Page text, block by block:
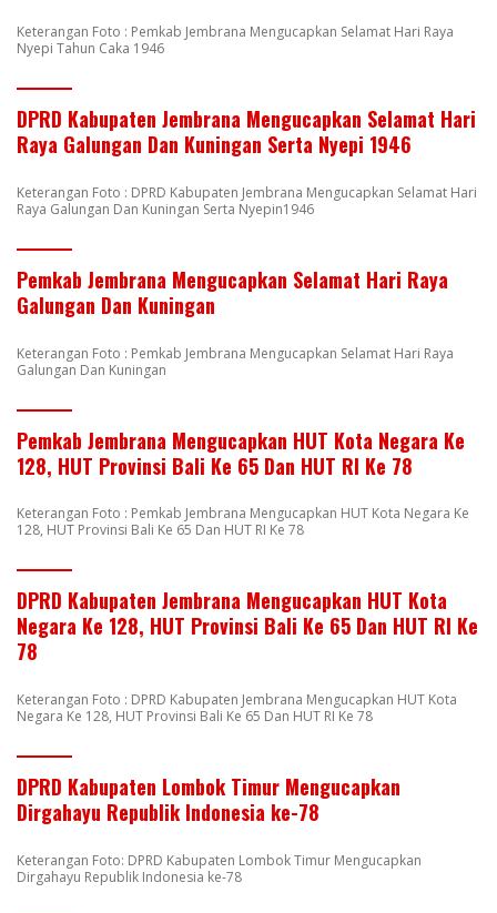
Keterangan Foto : Pemkab Jembrana Mengucapkan Selamat Hari Raya
Nyepi Tahun Caka 1946
DPRD Kabupaten Jembrana Mengucapkan Selamat Hari
Raya Galungan Dan Kuningan Serta Nyepi 1946
Keterangan Foto : DPRD Kabupaten Jembrana Mengucapkan Selamat Hari
Raya Galungan Dan Kuningan Serta Nyepin1946
Pemkab Jembrana Mengucapkan Selamat Hari Raya
Galungan Dan Kuningan
Keterangan Foto : Pemkab Jembrana Mengucapkan Selamat Hari Raya
Galungan Dan Kuningan
Pemkab Jembrana Mengucapkan HUT Kota Negara Ke
128, HUT Provinsi Bali Ke 65 Dan HUT RI Ke 78
Keterangan Foto : Pemkab Jembrana Mengucapkan HUT Kota Negara Ke
128, HUT Provinsi Bali Ke 65 Dan HUT RI Ke 78
DPRD Kabupaten Jembrana Mengucapkan HUT Kota
Negara Ke 128, HUT Provinsi Bali Ke 65 Dan HUT RI Ke
78
Keterangan Foto : DPRD Kabupaten Jembrana Mengucapkan HUT Kota
Negara Ke 128, HUT Provinsi Bali Ke 65 Dan HUT RI Ke 78
DPRD Kabupaten Lombok Timur Mengucapkan
Dirgahayu Republik Indonesia ke-78
Keterangan Foto: DPRD Kabupaten Lombok Timur Mengucapkan
Dirgahayu Republik Indonesia ke-78